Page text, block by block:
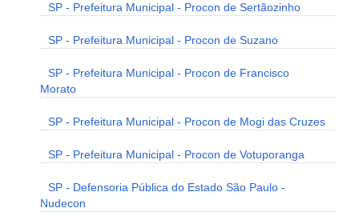
SP - Prefeitura Municipal - Procon de Sertãozinho
SP - Prefeitura Municipal - Procon de Suzano
SP - Prefeitura Municipal - Procon de Francisco
Morato
SP - Prefeitura Municipal - Procon de Mogi das Cruzes
SP - Prefeitura Municipal - Procon de Votuporanga
SP - Defensoria Pública do Estado São Paulo -
Nudecon